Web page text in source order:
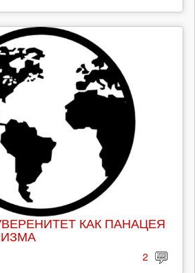
КАК ПАНАЦЕЯ
2